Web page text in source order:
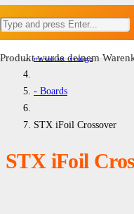
Produktwurde deinem
Home
#Foil & Wings
- Boards
STX iFoil Crossover
STX iFoil